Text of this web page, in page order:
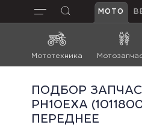
МОТО
Мототехника
ПОДБОР
PH10EXA
ПЕРЕДНЕЕ